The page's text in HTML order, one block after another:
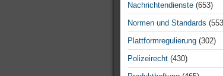
Nachrichtendienste (653)
Normen und Standards
Plattformregulierung (302)
Polizeirecht (430)